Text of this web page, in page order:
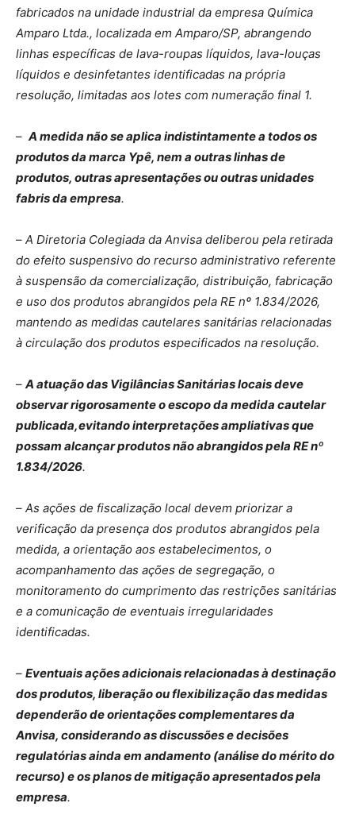
fabricados na unidade industrial da empresa Química
Amparo Ltda., localizada em Amparo/SP, abrangendo
linhas específicas de lava-roupas líquidos, lava-louças
líquidos e desinfetantes identificadas na própria
resolução, limitadas aos lotes com numeração final 1.
– A medida não se aplica indistintamente a todos os
produtos da marca Ypê, nem a outras linhas de
produtos, outras apresentações ou outras unidades
fabris da empresa.
– A Diretoria Colegiada da Anvisa deliberou pela retirada
do efeito suspensivo do recurso administrativo referente
à suspensão da comercialização, distribuição, fabricação
e uso dos produtos abrangidos pela RE nº 1.834/2026,
mantendo as medidas cautelares sanitárias relacionadas
à circulação dos produtos especificados na resolução.
– A atuação das Vigilâncias Sanitárias locais deve
observar rigorosamente o escopo da medida cautelar
publicada,evitando interpretações ampliativas que
possam alcançar produtos não abrangidos pela RE nº
1.834/2026.
– As ações de fiscalização local devem priorizar a
verificação da presença dos produtos abrangidos pela
medida, a orientação aos estabelecimentos, o
acompanhamento das ações de segregação, o
monitoramento do cumprimento das restrições sanitárias
e a comunicação de eventuais irregularidades
identificadas.
– Eventuais ações adicionais relacionadas à destinação
dos produtos, liberação ou flexibilização das medidas
dependerão de orientações complementares da
Anvisa, considerando as discussões e decisões
regulatórias ainda em andamento (análise do mérito do
recurso) e os planos de mitigação apresentados pela
empresa.